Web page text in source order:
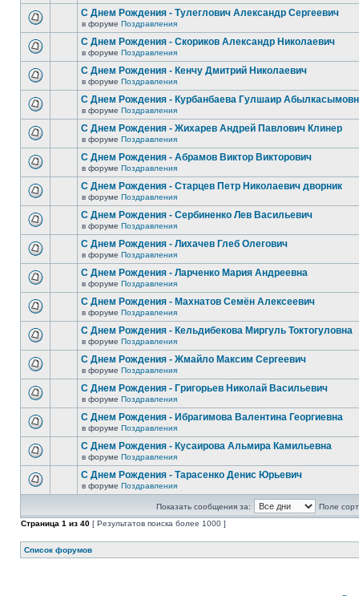
С Днем Рождения - Тулеглович Александр Сергеевич
в форуме Поздравления
С Днем Рождения - Скориков Александр Николаевич
в форуме Поздравления
С Днем Рождения - Кенчу Дмитрий Николаевич
в форуме Поздравления
С Днем Рождения - Курбанбаева Гулшаир
в форуме Поздравления
С Днем Рождения - Жихарев Андрей Павлович Клинер
в форуме Поздравления
С Днем Рождения - Абрамов Виктор Викторович
в форуме Поздравления
С Днем Рождения - Старцев Петр Николаевич дворник
в форуме Поздравления
С Днем Рождения - Сербиненко Лев Васильевич
в форуме Поздравления
С Днем Рождения - Лихачев Глеб Олегович
в форуме Поздравления
С Днем Рождения - Ларченко Мария Андреевна
в форуме Поздравления
С Днем Рождения - Махнатов Семён Алексеевич
в форуме Поздравления
С Днем Рождения - Кельдибекова Миргуль Токтогуловна
в форуме Поздравления
С Днем Рождения - Жмайло Максим Сергеевич
в форуме Поздравления
С Днем Рождения - Григорьев Николай Васильевич
в форуме Поздравления
С Днем Рождения - Ибрагимова Валентина Георгиевна
в форуме Поздравления
С Днем Рождения - Кусаирова Альмира Камильевна
в форуме Поздравления
С Днем Рождения - Тарасенко Денис Юрьевич
в форуме Поздравления
Показать сообщения за:
Поле
Страница 1 из 40 [ Результатов поиска более 1000 ]
Список форумов